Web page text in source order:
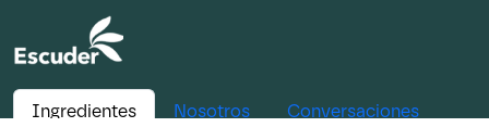
Ingredientes Nosotros Conversaciones